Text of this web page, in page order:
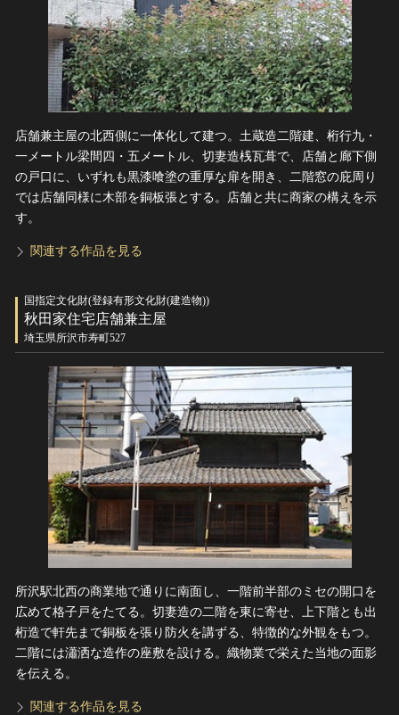
店舗兼主屋の北西側に一体化して建つ。土蔵造二階建、桁行九・
一メートル梁間四・五メートル、切妻造桟瓦葺で、店舗と廊下側
の戸口に、いずれも黒漆喰塗の重厚な扉を開き、二階窓の庇周り
では店舗同様に木部を銅板張とする。店舗と共に商家の構えを示
す。
関連する作品を見る
国指定文化財(登録有形文化財(建造物))
秋田家住宅店舗兼主屋
埼玉県所沢市寿町527
所沢駅北西の商業地で通りに南面し、一階前半部のミセの開口を
広めて格子戸をたてる。切妻造の二階を東に寄せ、上下階とも出
桁造で軒先まで銅板を張り防火を講ずる、特徴的な外観をもつ。
二階には瀟洒な造作の座敷を設ける。織物業で栄えた当地の面影
を伝える。
関連する作品を見る